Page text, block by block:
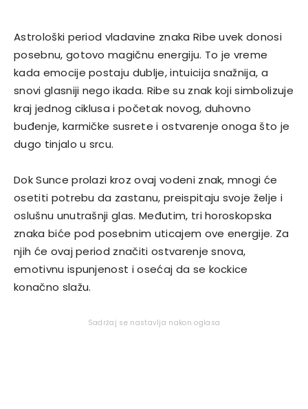
Astrološki period vladavine znaka Ribe uvek donosi
posebnu, gotovo magičnu energiju. To je vreme
kada emocije postaju dublje, intuicija snažnija, a
snovi glasniji nego ikada. Ribe su znak koji simbolizuje
kraj jednog ciklusa i početak novog, duhovno
buđenje, karmičke susrete i ostvarenje onoga što je
dugo tinjalo u srcu.
Dok Sunce prolazi kroz ovaj vodeni znak, mnogi će
osetiti potrebu da zastanu, preispitaju svoje želje i
oslušnu unutrašnji glas. Međutim, tri horoskopska
znaka biće pod posebnim uticajem ove energije. Za
njih će ovaj period značiti ostvarenje snova,
emotivnu ispunjenost i osećaj da se kockice
konačno slažu.
Sadržaj se nastavlja nakon oglasa